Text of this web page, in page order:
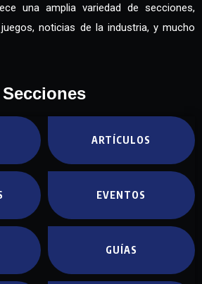
una amplia variedad de secciones,
noticias de la industria, y mucho
Secciones
ARTÍCULOS
EVENTOS
GUÍAS